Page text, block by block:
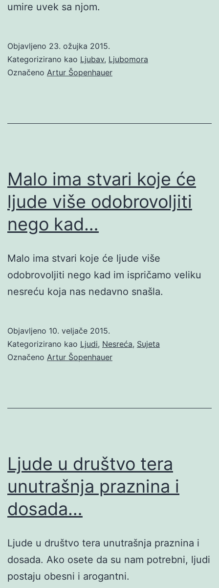
umire uvek sa njom.
Objavljeno 23. ožujka 2015.
Kategorizirano kao Ljubav, Ljubomora
Označeno Artur Šopenhauer
Malo ima stvari koje će
ljude više odobrovoljiti
nego kad…
Malo ima stvari koje će ljude više
odobrovoljiti nego kad im ispričamo veliku
nesreću koja nas nedavno snašla.
Objavljeno 10. veljače 2015.
Kategorizirano kao Ljudi, Nesreća, Sujeta
Označeno Artur Šopenhauer
Ljude u društvo tera
unutrašnja praznina i
dosada…
Ljude u društvo tera unutrašnja praznina i
dosada. Ako osete da su nam potrebni, ljudi
postaju obesni i arogantni.